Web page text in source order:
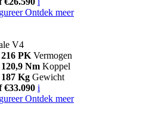
Ontdek meer
V4
216 PK Vermogen
120,9 Nm Koppel
187 Kg Gewicht
€33.090 i
Ontdek meer